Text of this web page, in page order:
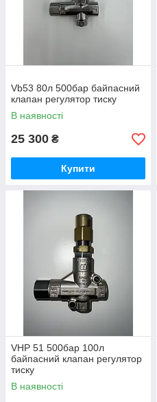
Vb53 80л 500бар байпасний
клапан регулятор тиску
В наявності
25 300 ₴
Купити
VHP 51 500бар 100л
байпасний клапан регулятор
тиску
В наявності